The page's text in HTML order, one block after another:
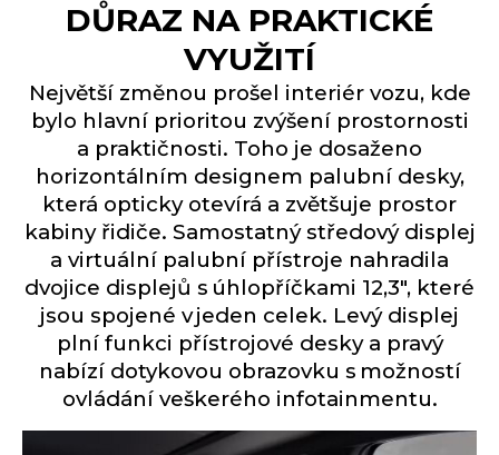
DŮRAZ NA PRAKTICKÉ
VYUŽITÍ
Největší změnou prošel interiér vozu, kde
bylo hlavní prioritou zvýšení prostornosti
a praktičnosti. Toho je dosaženo
horizontálním designem palubní desky,
která opticky otevírá a zvětšuje prostor
kabiny řidiče. Samostatný středový displej
a virtuální palubní přístroje nahradila
dvojice displejů s úhlopříčkami 12,3″, které
jsou spojené v jeden celek. Levý displej
plní funkci přístrojové desky a pravý
nabízí dotykovou obrazovku s možností
ovládání veškerého infotainmentu.